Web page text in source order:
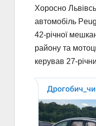
Хоросно
автомобіль
42-річної
району та
керував 27-